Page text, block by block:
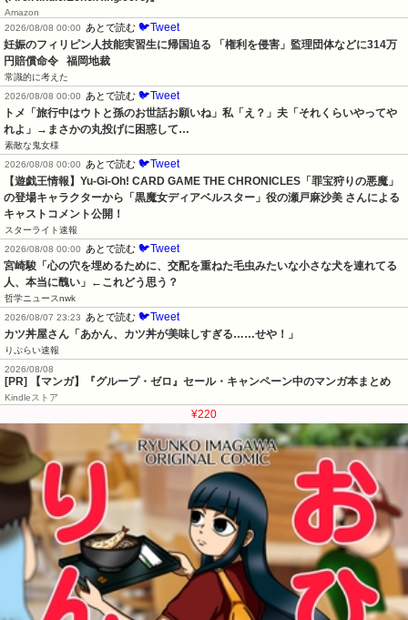
Amazon
2026/08/08 00:00
あとで読む 🐦Tweet
妊娠のフィリピン人技能実習生に帰国迫る 「権利を侵害」監理団体などに314万
円賠償命令   福岡地裁
常識的に考えた
2026/08/08 00:00
あとで読む 🐦Tweet
トメ「旅行中はウトと孫のお世話お願いね」私「え？」夫「それくらいやってや
れよ」→まさかの丸投げに困惑して…
素敵な鬼女様
2026/08/08 00:00
あとで読む 🐦Tweet
【遊戯王情報】Yu-Gi-Oh! CARD GAME THE CHRONICLES「罪宝狩りの悪魔」
の登場キャラクターから「黒魔女ディアベルスター」役の瀬戸麻沙美 さんによる
キャストコメント公開！
スターライト速報
2026/08/08 00:00
あとで読む 🐦Tweet
宮崎駿「心の穴を埋めるために、交配を重ねた毛虫みたいな小さな犬を連れてる
人、本当に醜い」←これどう思う？
哲学ニュースnwk
2026/08/07 23:23
あとで読む 🐦Tweet
カツ丼屋さん「あかん、カツ丼が美味しすぎる……せや！」
りぷらい速報
2026/08/08
[PR] 【マンガ】『グループ・ゼロ』セール・キャンペーン中のマンガ本まとめ
Kindleストア
¥220